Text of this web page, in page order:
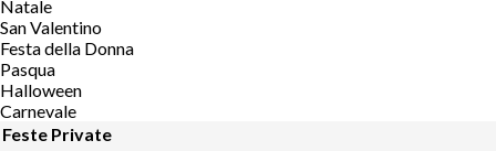
Natale
San Valentino
Festa della Donna
Pasqua
Halloween
Carnevale
Feste Private